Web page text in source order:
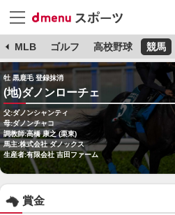
MLB ゴルフ 高校野球 競馬
牡 黒鹿毛 登録抹消
(地)ダノンローチェ
父:ダノンシャンティ
母:ダノンチャコ
調教師:高橋 康之 (栗東)
馬主:株式会社 ダノックス
生産者:有限会社 吉田ファーム
賞金